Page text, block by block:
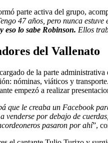
parte activa del grupo,
47 años, pero nunca
eso lo sabe Robinson. Ellos
del Vallenato
de la parte
nóminas, viáticos y
empezó a realizar
que le creaba un Facebook
venderse por debajo de
pasaron por ahí”,